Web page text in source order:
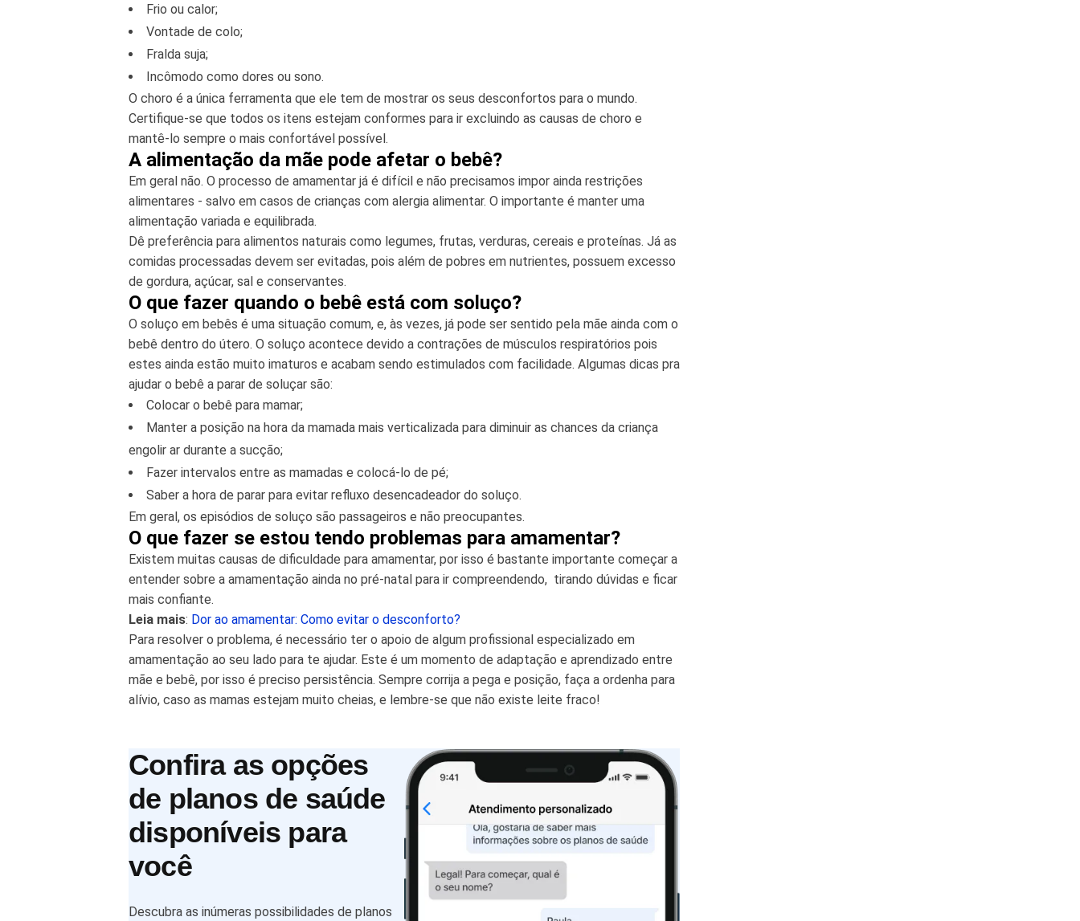
Frio ou calor;
Vontade de colo;
Fralda suja;
Incômodo como dores ou sono.
O choro é a única ferramenta que ele tem de mostrar os seus desconfortos para o mundo.
Certifique-se que todos os itens estejam conformes para ir excluindo as causas de choro e
mantê-lo sempre o mais confortável possível.
A alimentação da mãe pode afetar o bebê?
Em geral não. O processo de amamentar já é difícil e não precisamos impor ainda restrições
alimentares - salvo em casos de crianças com alergia alimentar. O importante é manter uma
alimentação variada e equilibrada.
Dê preferência para alimentos naturais como legumes, frutas, verduras, cereais e proteínas. Já as
comidas processadas devem ser evitadas, pois além de pobres em nutrientes, possuem excesso
de gordura, açúcar, sal e conservantes.
O que fazer quando o bebê está com soluço?
O soluço em bebês é uma situação comum, e, às vezes, já pode ser sentido pela mãe ainda com o
bebê dentro do útero. O soluço acontece devido a contrações de músculos respiratórios pois
estes ainda estão muito imaturos e acabam sendo estimulados com facilidade. Algumas dicas pra
ajudar o bebê a parar de soluçar são:
Colocar o bebê para mamar;
Manter a posição na hora da mamada mais verticalizada para diminuir as chances da criança
engolir ar durante a sucção;
Fazer intervalos entre as mamadas e colocá-lo de pé;
Saber a hora de parar para evitar refluxo desencadeador do soluço.
Em geral, os episódios de soluço são passageiros e não preocupantes.
O que fazer se estou tendo problemas para amamentar?
Existem muitas causas de dificuldade para amamentar, por isso é bastante importante começar a
entender sobre a amamentação ainda no pré-natal para ir compreendendo, tirando dúvidas e ficar
mais confiante.
Leia mais: Dor ao amamentar: Como evitar o desconforto?
Para resolver o problema, é necessário ter o apoio de algum profissional especializado em
amamentação ao seu lado para te ajudar. Este é um momento de adaptação e aprendizado entre
mãe e bebê, por isso é preciso persistência. Sempre corrija a pega e posição, faça a ordenha para
alívio, caso as mamas estejam muito cheias, e lembre-se que não existe leite fraco!
Confira as opções
de planos de saúde
disponíveis para
você
Descubra as inúmeras possibilidades de planos